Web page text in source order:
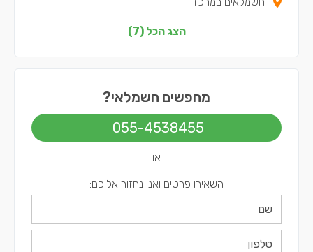
חשמלאים בשפלה
חשמלאים בתל אביב
הצג הכל (7)
מחפשים חשמלאי?
055-4538455
או
השאירו פרטים ואנו נחזור אליכם: